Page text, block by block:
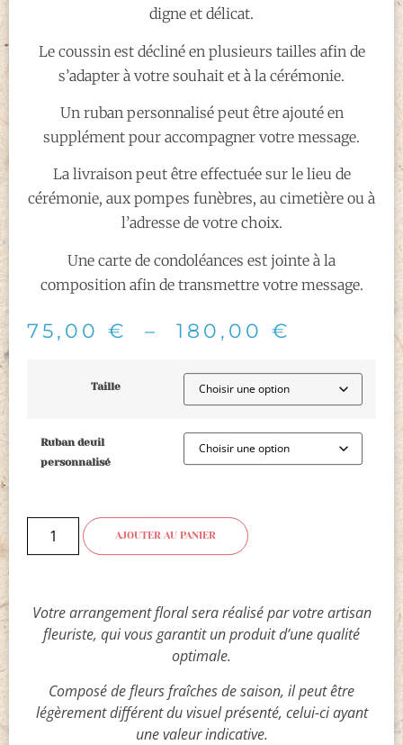
digne et délicat.
Le coussin est décliné en plusieurs tailles afin de
s’adapter à votre souhait et à la cérémonie.
Un ruban personnalisé peut être ajouté en
supplément pour accompagner votre message.
La livraison peut être effectuée sur le lieu de
cérémonie, aux pompes funèbres, au cimetière ou à
l’adresse de votre choix.
Une carte de condoléances est jointe à la
composition afin de transmettre votre message.
75,00 € – 180,00 €
Taille
Ruban deuil
personnalisé
AJOUTER AU PANIER
Votre arrangement floral sera réalisé par votre artisan
fleuriste, qui vous garantit un produit d’une qualité
optimale.
Composé de fleurs fraîches de saison, il peut être
légèrement différent du visuel présenté, celui-ci ayant
une valeur indicative.